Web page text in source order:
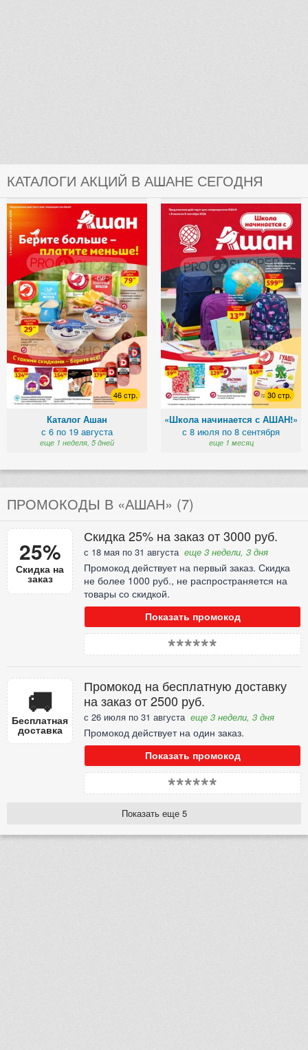
КАТАЛОГИ АКЦИЙ В АШАНЕ СЕГОДНЯ
46 стр.
Каталог Ашан
с 6 по 19 августа
еще 1 неделя, 5 дней
30 стр.
«Школа начинается с АШАН!»
с 8 июля по 8 сентября
еще 1 месяц
ПРОМОКОДЫ В «АШАН» (7)
25%
Скидка на
заказ
Скидка 25% на заказ от 3000 руб.
с 18 мая по 31 августа еще 3 недели, 3 дня
Промокод действует на первый заказ. Скидка
не более 1000 руб., не распространяется на
товары со скидкой.
Показать промокод
******
🚚
Бесплатная
доставка
Промокод на бесплатную доставку
на заказ от 2500 руб.
с 26 июля по 31 августа еще 3 недели, 3 дня
Промокод действует на один заказ.
Показать промокод
******
Показать еще 5